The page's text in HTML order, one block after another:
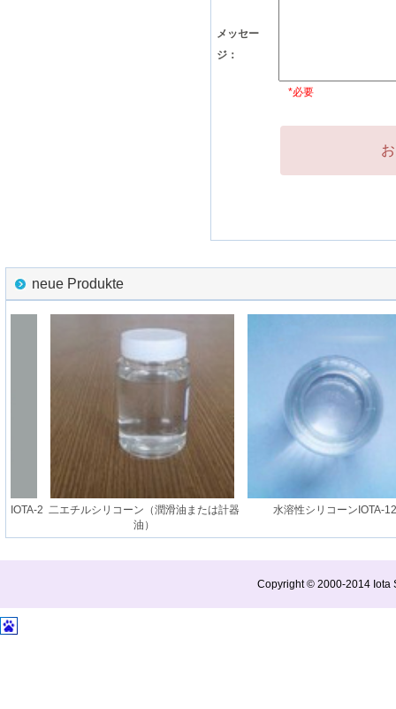
メッセー
ジ：
*必要
neue Produkte
IOTA-2
二エチルシリコーン（潤滑油または計器
油）
水溶性シリコーンIOTA-
Copyright © 2000-2014 Iota